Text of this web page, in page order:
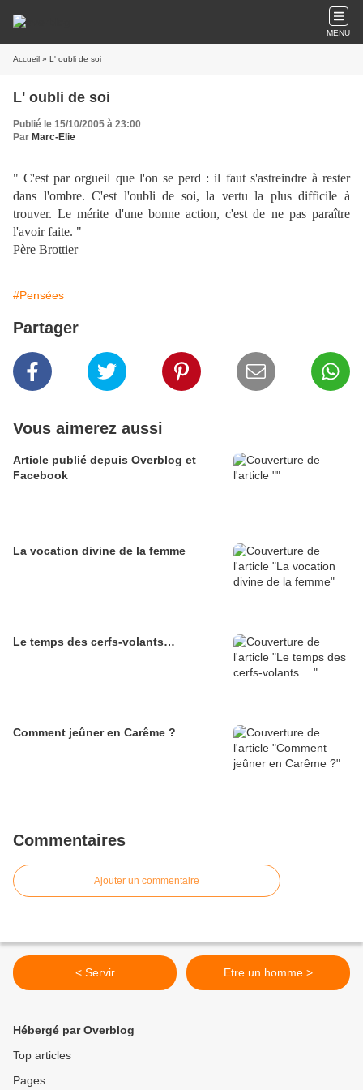
MENU
Accueil » L' oubli de soi
L' oubli de soi
Publié le 15/10/2005 à 23:00
Par Marc-Elie
" C'est par orgueil que l'on se perd : il faut s'astreindre à rester
dans l'ombre. C'est l'oubli de soi, la vertu la plus difficile à
trouver. Le mérite d'une bonne action, c'est de ne pas paraître
l'avoir faite. "
Père Brottier
#Pensées
Partager
Vous aimerez aussi
Article publié depuis Overblog et
Facebook
La vocation divine de la femme
Le temps des cerfs-volants…
Comment jeûner en Carême ?
Commentaires
Ajouter un commentaire
< Servir Etre un homme >
Hébergé par Overblog
Top articles
Pages